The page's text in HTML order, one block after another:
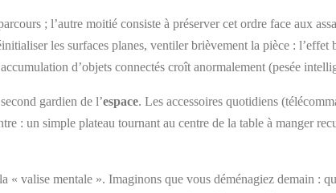
; l’autre moitié consiste à préserver cet ordre face aux
les surfaces planes, ventiler brièvement la pièce :
d’objets connectés croît anormalement (pesée
gardien de l’espace. Les accessoires quotidiens
: un simple plateau tournant au centre de la table à manger
« valise mentale ». Imaginons que vous déménagiez demain :